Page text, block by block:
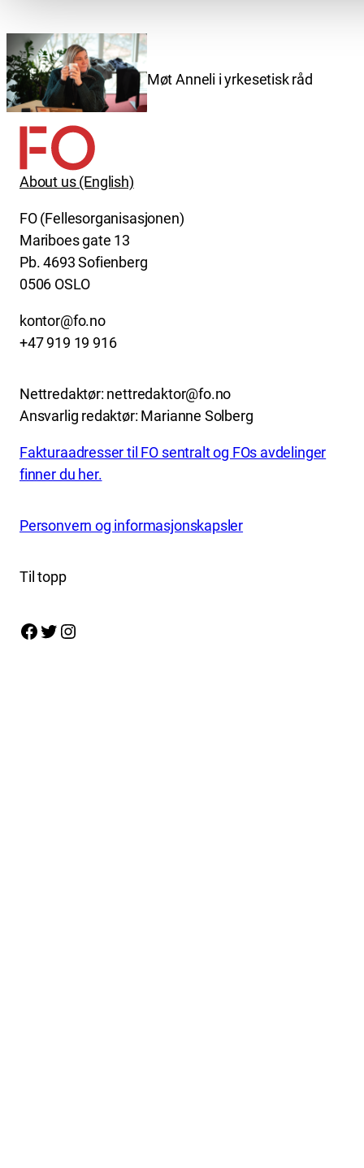
Møt Anneli i yrkesetisk råd
About us (English)
FO (Fellesorganisasjonen)
Mariboes gate 13
Pb. 4693 Sofienberg
0506 OSLO
kontor@fo.no
+47 919 19 916
Nettredaktør: nettredaktor@fo.no
Ansvarlig redaktør: Marianne Solberg
Fakturaadresser til FO sentralt og FOs avdelinger
finner du her.
Personvern og informasjonskapsler
Til topp
Facebook Twitter Instagram